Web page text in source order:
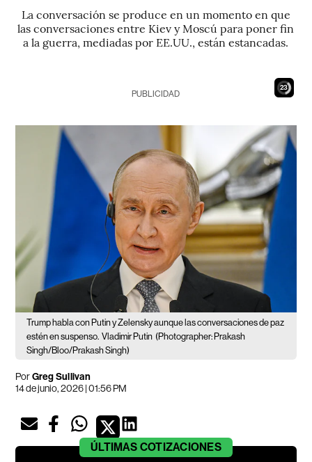
La conversación se produce en un momento en que
las conversaciones entre Kiev y Moscú para poner fin
a la guerra, mediadas por EE.UU., están estancadas.
22
PUBLICIDAD
Trump habla con Putin y Zelensky aunque las conversaciones de paz
estén en suspenso. Vladimir Putin (Photographer: Prakash
Singh/Bloo/Prakash Singh)
PorGreg Sullivan
14 de junio, 2026 | 01:56 PM
ÚLTIMAS COTIZACIONES